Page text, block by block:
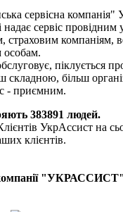
сервісна
надає сервіс провідним
страховим компаніям,
особам.
піклується
складною, більш
- приємним.
383891 людей.
УкрАссист на
клієнтів.
"УКРАССИСТ"